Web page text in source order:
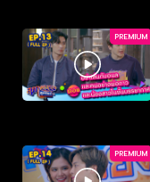
PREMIUM
PREMIUM